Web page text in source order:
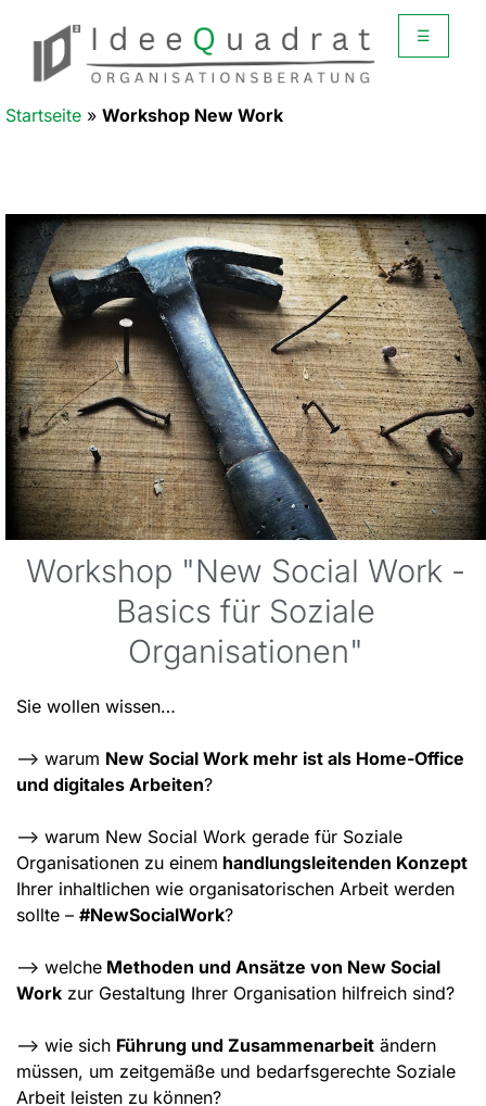
☰
Startseite » Workshop New Work
Workshop "New Social Work -
Basics für Soziale
Organisationen"
Sie wollen wissen…
–> warum New Social Work mehr ist als Home-Office
und digitales Arbeiten?
–> warum New Social Work gerade für Soziale
Organisationen zu einem handlungsleitenden Konzept
Ihrer inhaltlichen wie organisatorischen Arbeit werden
sollte – #NewSocialWork?
–> welche Methoden und Ansätze von New Social
Work zur Gestaltung Ihrer Organisation hilfreich sind?
–> wie sich Führung und Zusammenarbeit ändern
müssen, um zeitgemäße und bedarfsgerechte Soziale
Arbeit leisten zu können?